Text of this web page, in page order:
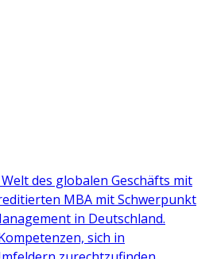
des globalen Geschäfts mit
MBA mit Schwerpunkt
in Deutschland.
sich in